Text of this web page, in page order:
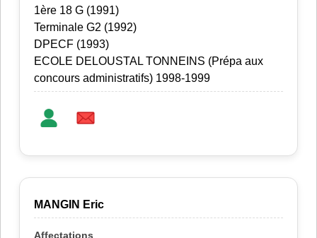
1ère 18 G (1991)
Terminale G2 (1992)
DPECF (1993)
ECOLE DELOUSTAL TONNEINS (Prépa aux
concours administratifs) 1998-1999
MANGIN Eric